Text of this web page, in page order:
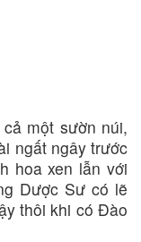
một sườn núi,
ngất ngây trước
hoa xen lẫn với
Dược Sư có lẽ
thôi khi có Đào